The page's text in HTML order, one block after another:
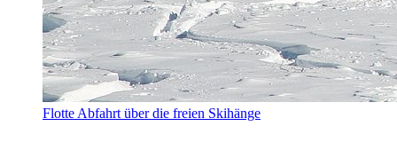
Flotte Abfahrt über die freien Skihänge